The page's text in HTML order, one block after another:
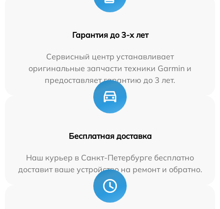
Гарантия до 3-х лет
Сервисный центр устанавливает
оригинальные запчасти техники Garmin и
предоставляет гарантию до 3 лет.
Бесплатная доставка
Наш курьер в Санкт-Петербурге бесплатно
доставит ваше устройство на ремонт и обратно.